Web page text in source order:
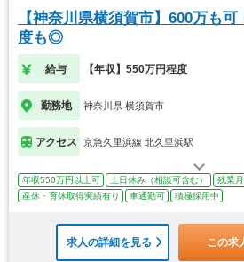
【神奈川県横須賀市】600万も
度も◎
給与 【年収】550万円程度
勤務地 神奈川県 横須賀市
アクセス 京急久里浜線 北久里浜駅
年収550万円以上可 土日休み（相談可含む）
残業
産休・育休取得実績有り
車通勤可 積極採用中
求人の詳細を見る この求